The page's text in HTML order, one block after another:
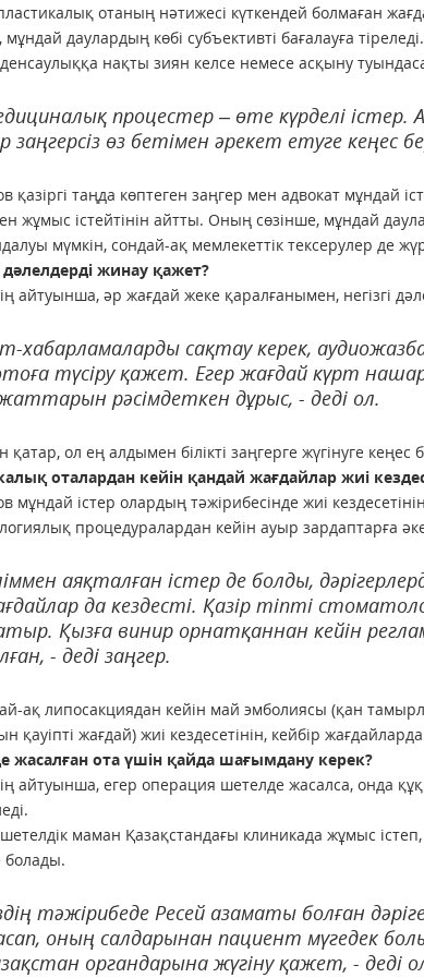
отаның нәтижесі күткендей болмаған
мұндай даулардың көбі субъективті бағалауға тіреледі.
нақты зиян келсе немесе асқыну
процестер – өте күрделі істер.
заңгерсіз өз бетімен әрекет етуге кеңес
қазіргі таңда көптеген заңгер мен адвокат мұндай
жұмыс істейтінін айтты. Оның сөзінше, мұндай
мүмкін, сондай-ақ мемлекеттік тексерулер де
жинау қажет?
айтуынша, әр жағдай жеке қаралғанымен, негізгі
хабарламаларды сақтау керек,
түсіру қажет. Егер жағдай күрт
рәсімдеткен дұрыс, - деді ол.
ол ең алдымен білікті заңгерге жүгінуге кеңес
оталардан кейін қандай жағдайлар жиі
мұндай істер олардың тәжірибесінде жиі
процедуралардан кейін ауыр зардаптарға
аяқталған істер де болды,
да кездесті. Қазір тіпті
Қызға винир орнатқаннан кейін
- деді заңгер.
ақ липосакциядан кейін май эмболиясы (қан
қауіпті жағдай) жиі кездесетінін, кейбір
жасалған ота үшін қайда шағымдану керек?
айтуынша, егер операция шетелде жасалса, онда
маман Қазақстандағы клиникада жұмыс
болады.
тәжірибеде Ресей азаматы болған
оның салдарынан пациент мүгедек
органдарына жүгіну қажет, - деді